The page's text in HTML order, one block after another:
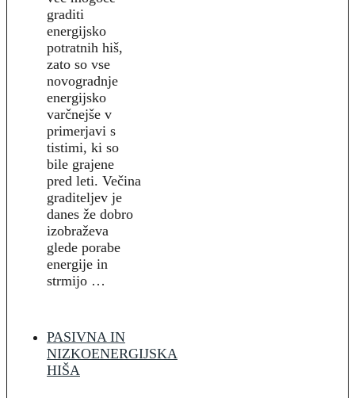
graditi
energijsko
potratnih hiš,
zato so vse
novogradnje
energijsko
varčnejše v
primerjavi s
tistimi, ki so
bile grajene
pred leti. Večina
graditeljev je
danes že dobro
izobraževa
glede porabe
energije in
strmijo …
PASIVNA IN
NIZKOENERGIJSKA
HIŠA